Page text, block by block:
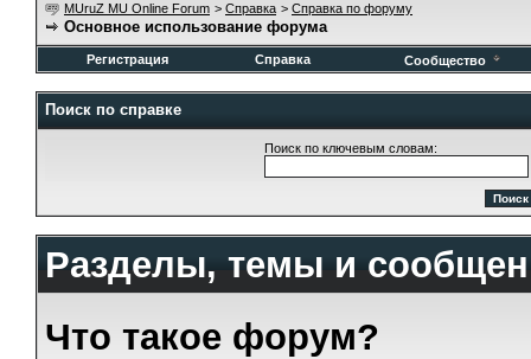
MUruZ MU Online Forum > Справка > Справка по форуму
Основное использование форума
Регистрация Справка Сообщество
Поиск по справке
Поиск по ключевым словам:
Разделы, темы и
Что такое форум?